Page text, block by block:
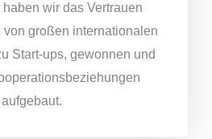
wir das Vertrauen
von großen internationalen
Start-ups, gewonnen und
aufgebaut.